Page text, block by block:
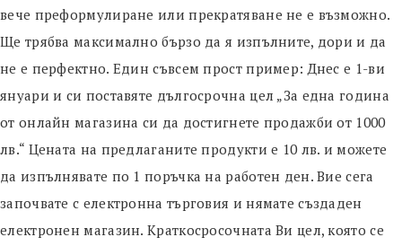
вече преформулиране или прекратяване не е възможно.
Ще трябва максимално бързо да я изпълните, дори и да
не е перфектно. Един съвсем прост пример: Днес е 1-ви
януари и си поставяте дългосрочна цел „За една година
от онлайн магазина си да достигнете продажби от 1000
лв.“ Цената на предлаганите продукти е 10 лв. и можете
да изпълнявате по 1 поръчка на работен ден. Вие сега
започвате с електронна търговия и нямате създаден
електронен магазин. Краткосросочната Ви цел, която се